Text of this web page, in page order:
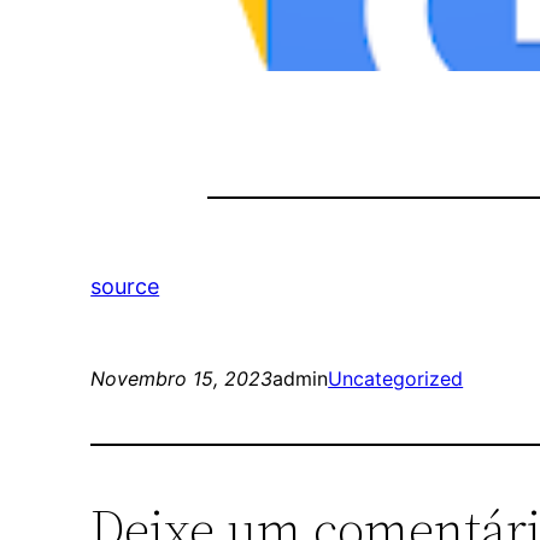
source
Novembro 15, 2023adminUncategorized